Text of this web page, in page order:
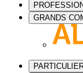
GRANDS